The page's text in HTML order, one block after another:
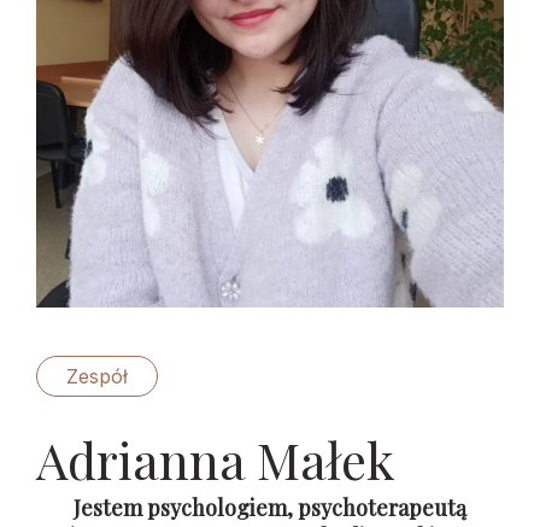
Zespół
Adrianna Małek
Jestem psychologiem, psychoterapeutą